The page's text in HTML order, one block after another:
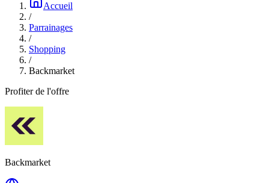
Accueil
/
Parrainages
/
Shopping
/
Backmarket
Profiter de l'offre
Backmarket